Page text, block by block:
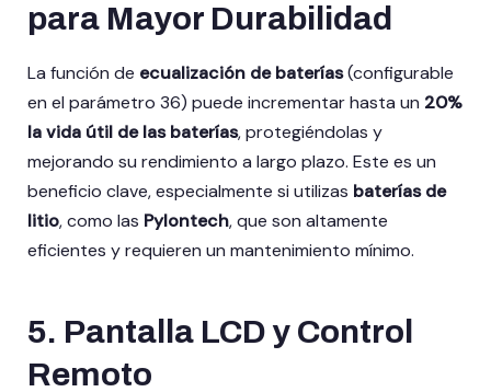
para Mayor Durabilidad
La función de ecualización de baterías(configurable
en el parámetro 36) puede incrementar hasta un 20%
la vida útil de las baterías, protegiéndolas y
mejorando su rendimiento a largo plazo. Este es un
beneficio clave, especialmente si utilizas baterías de
litio, como las Pylontech, que son altamente
eficientes y requieren un mantenimiento mínimo.
5. Pantalla LCD y Control
Remoto